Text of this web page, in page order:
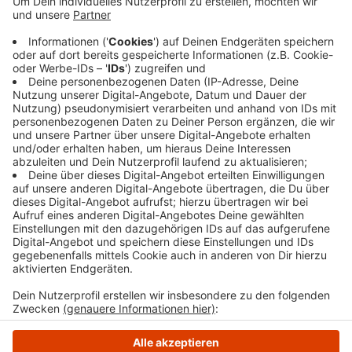
sogenanntes Karambit-Messer. In seinem
Rucksack hatte der 35-Jährige außerdem ein
Küchenmesser verstaut. Die Polizei leitete ein
Verfahren wegen der Verstöße gegen das
Waffengesetz ein.
Veröffentlicht:Mittwoch, 31.01.2024 14:18
Anzeige
Anzeige